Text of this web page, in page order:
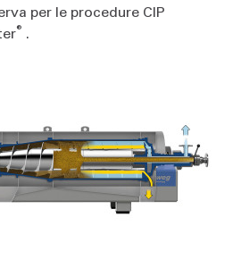
per le procedure CIP
® .